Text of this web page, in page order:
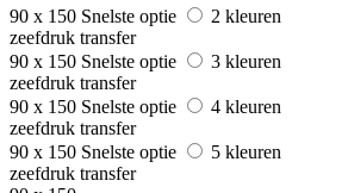
90 x 150 Snelste optie
2 kleuren
zeefdruk transfer
90 x 150 Snelste optie
3 kleuren
zeefdruk transfer
90 x 150 Snelste optie
4 kleuren
zeefdruk transfer
90 x 150 Snelste optie
5 kleuren
zeefdruk transfer